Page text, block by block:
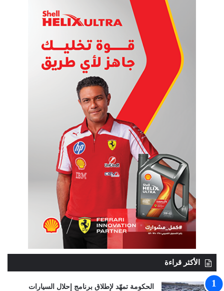
الأكثر قراءة
الحكومة تمهّد لإطلاق برنامج إحلال السيارات